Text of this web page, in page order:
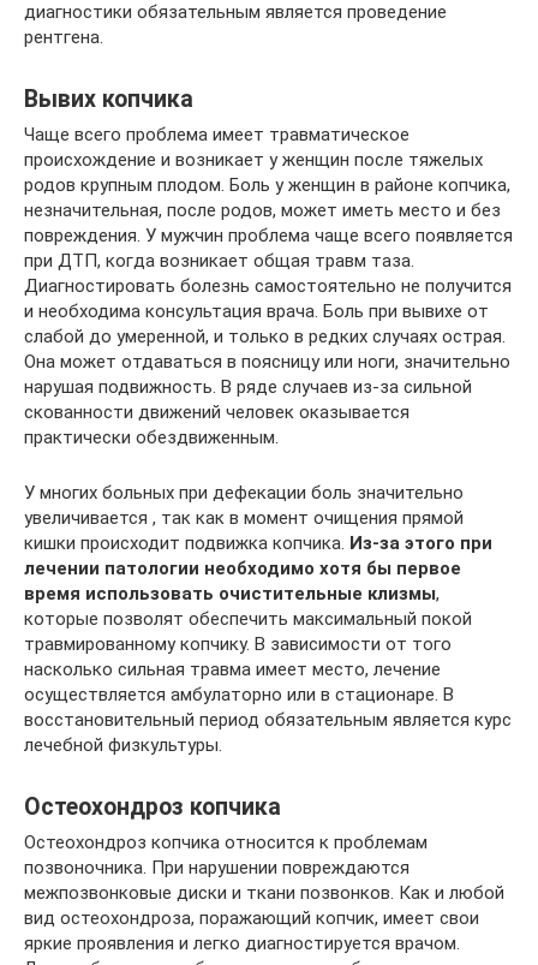
диагностики обязательным является проведение
рентгена.
Вывих копчика
Чаще всего проблема имеет травматическое
происхождение и возникает у женщин после тяжелых
родов крупным плодом. Боль у женщин в районе копчика,
незначительная, после родов, может иметь место и без
повреждения. У мужчин проблема чаще всего появляется
при ДТП, когда возникает общая травм таза.
Диагностировать болезнь самостоятельно не получится
и необходима консультация врача. Боль при вывихе от
слабой до умеренной, и только в редких случаях острая.
Она может отдаваться в поясницу или ноги, значительно
нарушая подвижность. В ряде случаев из-за сильной
скованности движений человек оказывается
практически обездвиженным.
У многих больных при дефекации боль значительно
увеличивается , так как в момент очищения прямой
кишки происходит подвижка копчика. Из-за этого при
лечении патологии необходимо хотя бы первое
время использовать очистительные клизмы,
которые позволят обеспечить максимальный покой
травмированному копчику. В зависимости от того
насколько сильная травма имеет место, лечение
осуществляется амбулаторно или в стационаре. В
восстановительный период обязательным является курс
лечебной физкультуры.
Остеохондроз копчика
Остеохондроз копчика относится к проблемам
позвоночника. При нарушении повреждаются
межпозвонковые диски и ткани позвонков. Как и любой
вид остеохондроза, поражающий копчик, имеет свои
яркие проявления и легко диагностируется врачом.